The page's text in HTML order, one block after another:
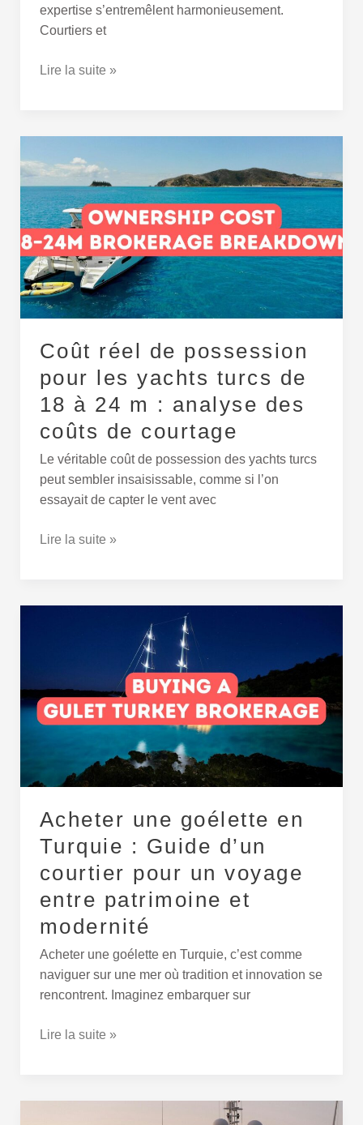
expertise s’entremêlent harmonieusement.
Courtiers et
Lire la suite »
Coût réel de possession
pour les yachts turcs de
18 à 24 m : analyse des
coûts de courtage
Le véritable coût de possession des yachts turcs
peut sembler insaisissable, comme si l’on
essayait de capter le vent avec
réel
de
possession
pour
les
yachts
turcs
de
à
m :
analyse
des
courtage
Lire la suite »
Acheter une goélette en
Turquie : Guide d’un
courtier pour un voyage
entre patrimoine et
modernité
Acheter une goélette en Turquie, c’est comme
naviguer sur une mer où tradition et innovation se
rencontrent. Imaginez embarquer sur
Turquie :
Guide
voyage
entre
patrimoine
et
modernité
Lire la suite »